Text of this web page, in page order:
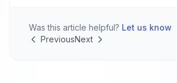
Was this article helpful? Let us know
PreviousNext